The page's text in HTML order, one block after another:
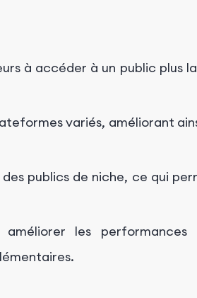
à accéder à un public plus
variés, améliorant
publics de niche, ce qui
les performances